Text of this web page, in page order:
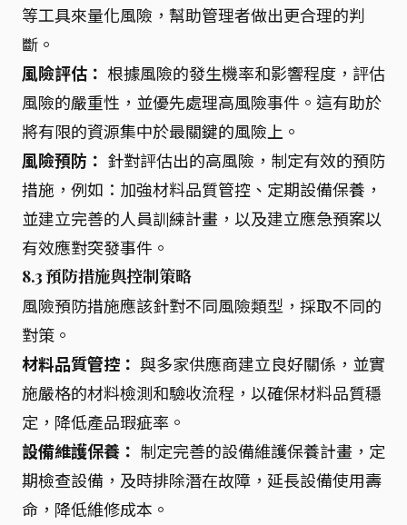
等工具來量化風險，幫助管理者做出更合理的判
斷。
風險評估： 根據風險的發生機率和影響程度，評估
風險的嚴重性，並優先處理高風險事件。這有助於
將有限的資源集中於最關鍵的風險上。
風險預防： 針對評估出的高風險，制定有效的預防
措施，例如：加強材料品質管控、定期設備保養，
並建立完善的人員訓練計畫，以及建立應急預案以
有效應對突發事件。
8.3 預防措施與控制策略
風險預防措施應該針對不同風險類型，採取不同的
對策。
材料品質管控： 與多家供應商建立良好關係，並實
施嚴格的材料檢測和驗收流程，以確保材料品質穩
定，降低產品瑕疵率。
設備維護保養： 制定完善的設備維護保養計畫，定
期檢查設備，及時排除潛在故障，延長設備使用壽
命，降低維修成本。